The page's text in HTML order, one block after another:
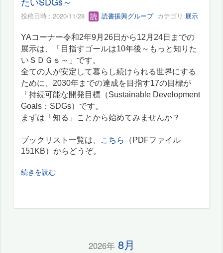
投稿日時 : 2020/11/28 読書振興グループカテゴリ:展示
YAコーナー令和2年9月26日から12月24日までの
展示は、「目指すゴールは10年後～もっと知りた
いＳＤＧｓ～」です。
全ての人が安定して暮らし続けられる世界にする
ために、2030年までの達成を目指す17の目標が
「持続可能な開発目標（Sustainable Development
Goals：SDGs）です。
まずは「知る」ことから始めてみませんか？
ブックリスト一覧は、 こちら
（PDFファイル
151KB）からどうぞ。
続きを読む
2026年8月